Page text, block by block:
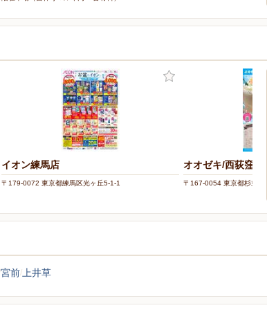
イオン練馬店
〒179-0072 東京都練馬区光ヶ丘5-1-1
オオゼキ/西荻窪店
〒167-0054 東京都杉並区
宮前 上井草